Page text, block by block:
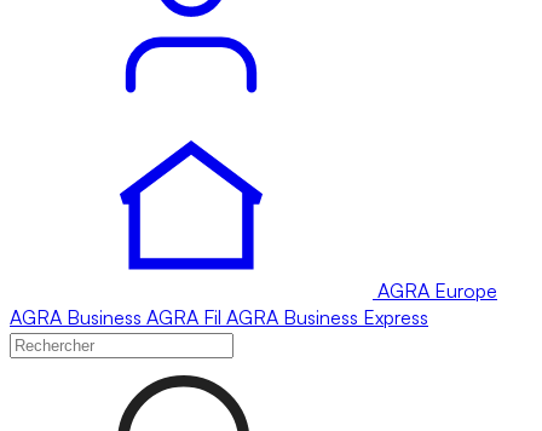
AGRA Europe
AGRA Business AGRA Fil AGRA Business Express